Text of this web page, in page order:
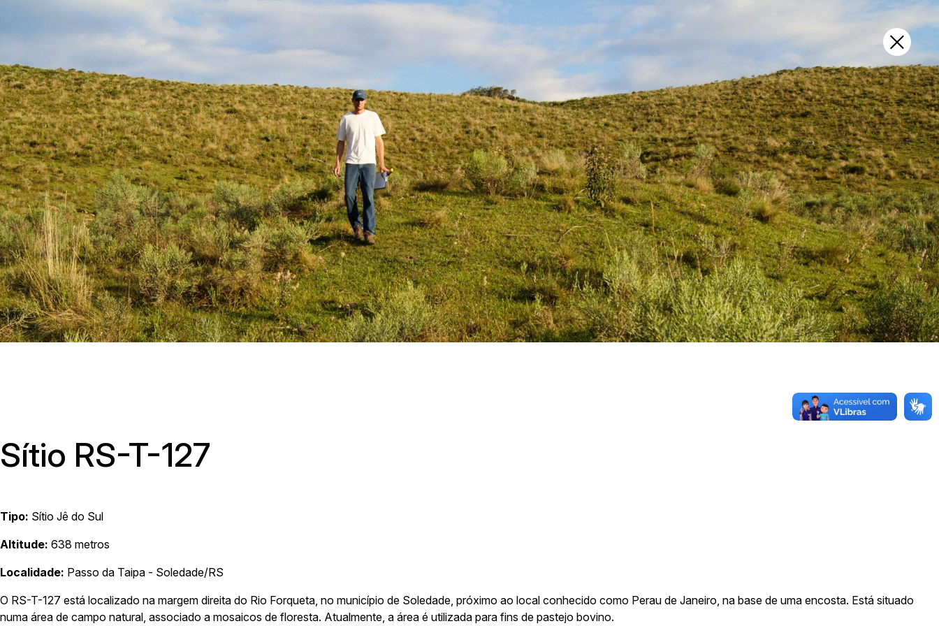
Linha do tempoVale do TaquariSítios ArqueológicosPublicações & ArquivosSobreContato
Sítio RS-T-127
Tipo: Sítio Jê do Sul
Altitude: 638 metros
Localidade: Passo da Taipa - Soledade/RS
O RS-T-127 está localizado na margem direita do Rio Forqueta, no município de Soledade, próximo ao local conhecido como Perau de Janeiro, na base de uma encosta. Está situado
numa área de campo natural, associado a mosaicos de floresta. Atualmente, a área é utilizada para fins de pastejo bovino.